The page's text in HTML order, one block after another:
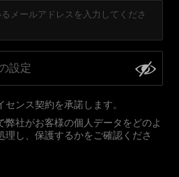
メールアドレスを入力してくださ
センス契約を承諾します。
弊社がお客様の個人データをどのよ
理し、保護するかをご確認くださ